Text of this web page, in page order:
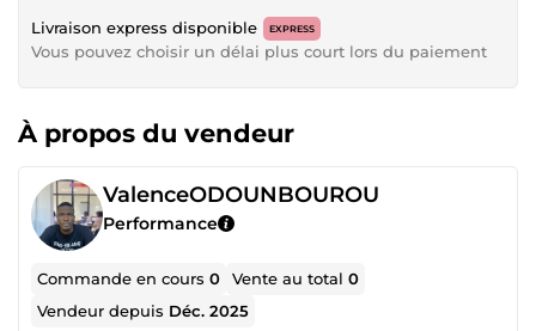
Livraison express disponible EXPRESS
Vous pouvez choisir un délai plus court lors du paiement
À propos du vendeur
ValenceODOUNBOUROU
Performance
Commande en cours0 Vente au total0
Vendeur depuis Déc. 2025